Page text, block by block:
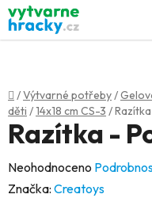
Přejít
na
obsah
Domů
/Výtvarné potřeby/
děti /14x18 cm CS-3 /
Razítka -
Průměrné
hodnocení
Neohodnoceno
Značka: Creatoys